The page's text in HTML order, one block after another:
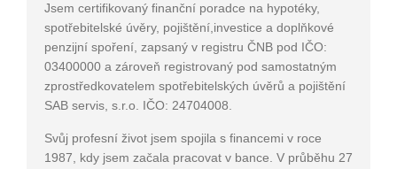
Jsem certifikovaný finanční poradce na hypotéky,
spotřebitelské úvěry, pojištění,investice a doplňkové
penzijní spoření, zapsaný v registru ČNB pod IČO:
03400000 a zároveň registrovaný pod samostatným
zprostředkovatelem spotřebitelských úvěrů a pojištění
SAB servis, s.r.o. IČO: 24704008.
Svůj profesní život jsem spojila s financemi v roce
1987, kdy jsem začala pracovat v bance. V průběhu 27